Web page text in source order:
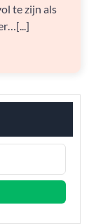
te zijn als